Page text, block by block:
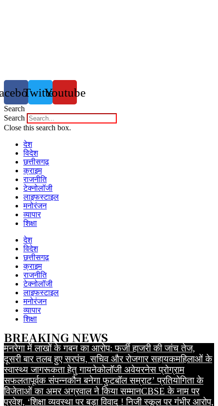
TwitterYoutube
Search
Search
Close this search box.
देश
विदेश
छत्तीसगढ़
क्राइम
राजनीति
टेक्नोलॉजी
लाइफस्टाइल
मनोरंजन
व्यापार
शिक्षा
देश
विदेश
छत्तीसगढ़
क्राइम
राजनीति
टेक्नोलॉजी
लाइफस्टाइल
मनोरंजन
व्यापार
शिक्षा
BREAKING NEWS
मनरेगा में लाखों के गबन का आरोप: फर्जी हाजरी की जांच तेज,
दूसरी बार तलब हुए सरपंच, सचिव और रोजगार सहायकमहिलाओं के
स्वास्थ्य जागरूकता हेतु गायनेकोलॉजी अवेयरनेस प्रोग्राम
सफलतापूर्वक संपन्नकौन बनेगा फुटबॉल सम्राट’ प्रतियोगिता के
विजेताओं का अमर अग्रवाल ने किया सम्मानCBSE के नाम पर
प्रवेश, ‘शिक्षा व्यवस्था पर बड़ा विवाद ! निजी स्कूल पर गंभीर आरोप,